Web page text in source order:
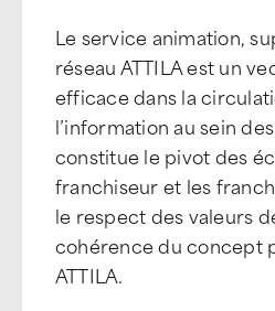
Le service animation,
réseau ATTILA est un
efficace dans la
l’information au sein
constitue le pivot des
franchiseur et les
le respect des valeurs
cohérence du concept
ATTILA.